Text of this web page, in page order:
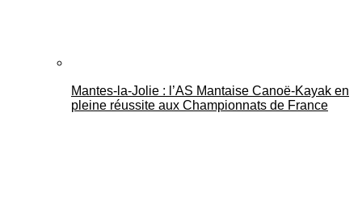
Mantes-la-Jolie : l’AS Mantaise Canoë‑Kayak en
pleine réussite aux Championnats de France